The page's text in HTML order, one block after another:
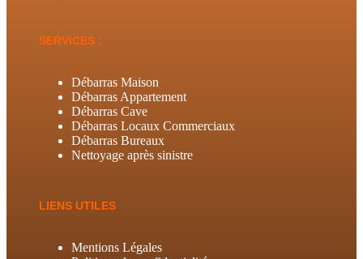
SERVICES :
Débarras Maison
Débarras Appartement
Débarras Cave
Débarras Locaux Commerciaux
Débarras Bureaux
Nettoyage après sinistre
LIENS UTILES
Mentions Légales